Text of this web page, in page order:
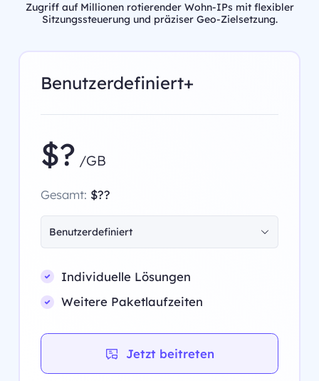
Zugriff auf Millionen rotierender Wohn-IPs mit flexibler
Sitzungssteuerung und präziser Geo-Zielsetzung.
Benutzerdefiniert+
$? /GB
Gesamt: $??
Benutzerdefiniert
Individuelle Lösungen
Weitere Paketlaufzeiten
Jetzt beitreten